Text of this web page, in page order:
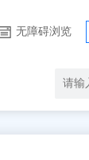
无障碍浏览